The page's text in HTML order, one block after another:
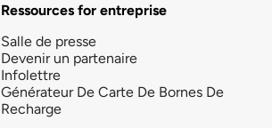
Ressources for entreprise
Salle de presse
Devenir un partenaire
Infolettre
Générateur De Carte De Bornes De
Recharge